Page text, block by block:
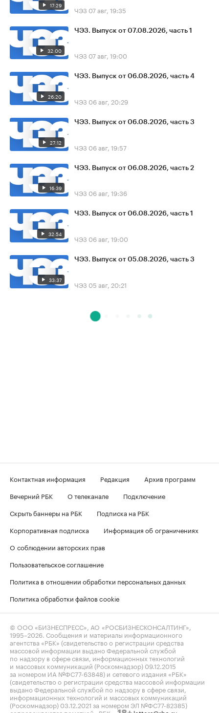
17:29 ЧЭЗ 07 авг, 19:35
32:00
ЧЭЗ. Выпуск от 07.08.2026, часть 1
ЧЭЗ 07 авг, 19:00
26:20
ЧЭЗ. Выпуск от 06.08.2026, часть 4
ЧЭЗ 06 авг, 20:29
27:12
ЧЭЗ. Выпуск от 06.08.2026, часть 3
ЧЭЗ 06 авг, 19:57
16:39
ЧЭЗ. Выпуск от 06.08.2026, часть 2
ЧЭЗ 06 авг, 19:36
32:54
ЧЭЗ. Выпуск от 06.08.2026, часть 1
ЧЭЗ 06 авг, 19:00
33:37
ЧЭЗ. Выпуск от 05.08.2026, часть 3
ЧЭЗ 05 авг, 20:21
Контактная информация Редакция
Архив программ
Вечерний РБК
О телеканале
Подключение
Скрыть баннеры на РБК
Подписка на РБК
Корпоративная подписка
Информация об ограничениях
О соблюдении авторских прав
Пользовательское соглашение
Политика в отношении обработки персональных данных
Политика обработки файлов cookie
© ООО «БИЗНЕСПРЕСС», АО «РОСБИЗНЕСКОНСАЛТИНГ»,
1995–2026 . Сообщения и материалы информационного
агентства «РБК» (свидетельство о регистрации средства
массовой информации выдано Федеральной службой
по надзору в сфере связи, информационных технологий
и массовых коммуникаций (Роскомнадзор) 09.12.2015
за номером ИА №ФС77-63848) и сетевого издания «РБК»
(свидетельство о регистрации средства массовой информации
выдано Федеральной службой по надзору в сфере связи,
информационных технологий и массовых коммуникаций
(Роскомнадзор) 03.12.2021 за номером ЭЛ №ФС77-82385)